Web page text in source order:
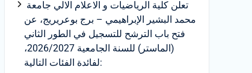
محمد البشير الإبراهيمي – برج بوعريريج، عن
فتح باب الترشح للتسجيل في الطور الثاني
(الماستر) للسنة الجامعية 2026/2027،
لفائدة الفئات التالية: